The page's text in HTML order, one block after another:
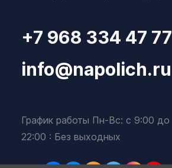
+7 968 334 47 77
info@napolich.ru
График работы Пн-Вс: с 9:00 до
22:00 : Без выходных